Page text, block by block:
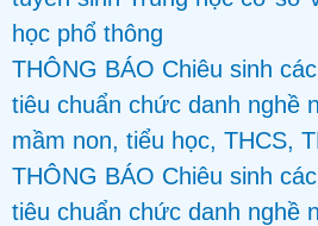
học phổ thông
THÔNG BÁO Chiêu sinh
tiêu chuẩn chức danh nghề
mầm non, tiểu học, THCS,
THÔNG BÁO Chiêu sinh
tiêu chuẩn chức danh nghề